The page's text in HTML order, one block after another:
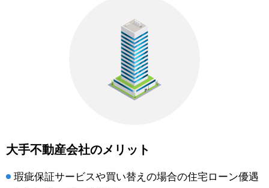
大手不動産会社のメリット
瑕疵保証サービスや買い替えの場合の住宅ローン優遇